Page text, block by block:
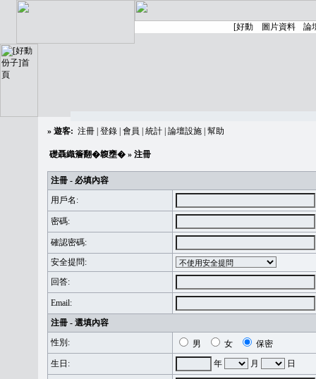
» 遊客: 注冊 登錄 會員 統計 論壇設施 幫助
礎聶織簷翻�䪖壅� » 注冊
注冊 - 必填內容
用戶名:
密碼:
確認密碼:
安全提問:
回答:
Email:
注冊 - 選填內容
性別:
男 女
保密
生日:
年 月 日